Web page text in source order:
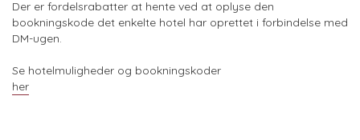
Der er fordelsrabatter at hente ved at oplyse den
bookningskode det enkelte hotel har oprettet i forbindelse med
DM-ugen.
Se hotelmuligheder og bookningskoder
her